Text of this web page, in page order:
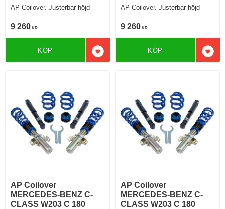
AP Coilover. Justerbar höjd
9 260 KR
Lägg till i favoriter
KÖP
AP Coilover. Justerbar höjd
9 260 KR
KÖP
AP Coilover
MERCEDES-BENZ C-
CLASS W203 C 180
AP Coilover
MERCEDES-BENZ C-
CLASS W203 C 180